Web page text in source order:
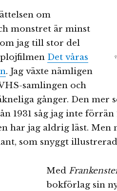
om
monstret är minst
jag till stor del
Det våras
. Jag växte nämligen
samlingen och
gånger. Den mer
1931 såg jag inte förrän
har jag aldrig läst. Men
som snyggt
Med
bokförlag sin